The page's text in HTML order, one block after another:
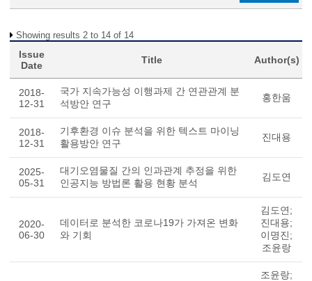
Showing results 2 to 14 of 14
Issue
Date
Title Author(s)
2018-
12-31
국가 지속가능성 이행과제 간 연관관계 분
석방안 연구
홍한움
2018-
12-31
기후환경 이슈 분석을 위한 텍스트 마이닝
활용방안 연구
진대용
2025-
05-31
대기오염물질 간의 인과관계 추정을 위한
인공지능 방법론 활용 현황 분석
김도연
2020-
06-30
데이터로 분석한 코로나19가 가져온 변화
와 기회
김도연;
진대용;
이명진;
조윤랑
조윤랑;